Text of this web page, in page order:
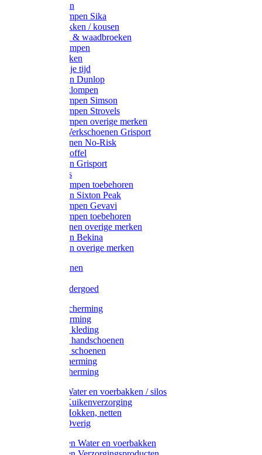
Werksokken
Schoenklompen Sika
Thermo sokken / kousen
Lieslaarzen & waadbroeken
Houten klompen
Wandelsokken
Laarzen vrije tijd
Werklaarzen Dunlop
Kunststof klompen
Schoenklompen Simson
Schoenklompen Strovels
Schoenklompen overige merken
Wandel-/ Werkschoenen Grisport
Werkschoenen No-Risk
Klomppantoffel
Werklaarzen Grisport
Accessoires
Houten klompen toebehoren
Werklaarzen Sixton Peak
Schoenklompen Gevavi
Schoenklompen toebehoren
Werkschoenen overige merken
Werklaarzen Bekina
Werklaarzen overige merken
Handschoenen
Thermo ondergoed
Gehoorbescherming
Oogbescherming
Disposable kleding
Disposable handschoenen
Disposable schoenen
Mondbescherming
Hoofdbescherming
Pluimvee Water en voerbakken / silos
Pluimvee Kuikenverzorging
Pluimvee Hokken, netten
Pluimvee Overig
Knaagdieren Water en voerbakken